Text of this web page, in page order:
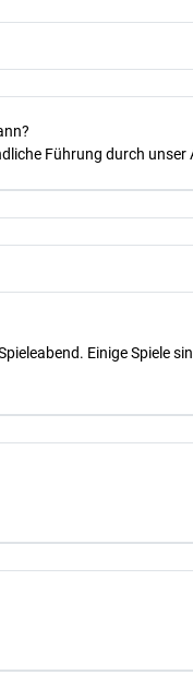
Führung durch
Einige Spiele